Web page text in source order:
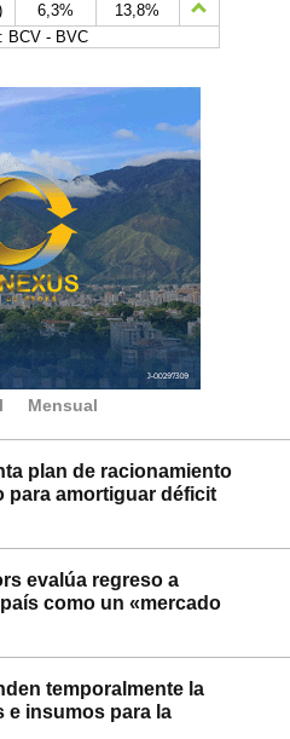
6,3%
13,8%
BCV - BVC
Mensual
plan de racionamiento
para amortiguar déficit
evalúa regreso a
como un «mercado
temporalmente la
e insumos para la